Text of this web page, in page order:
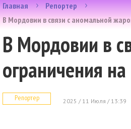
Главная
Репортер
В Мордовии в связи с аномальной
В Мордовии в
ограничения
Репортер 2025 / 11 Июля / 13:39